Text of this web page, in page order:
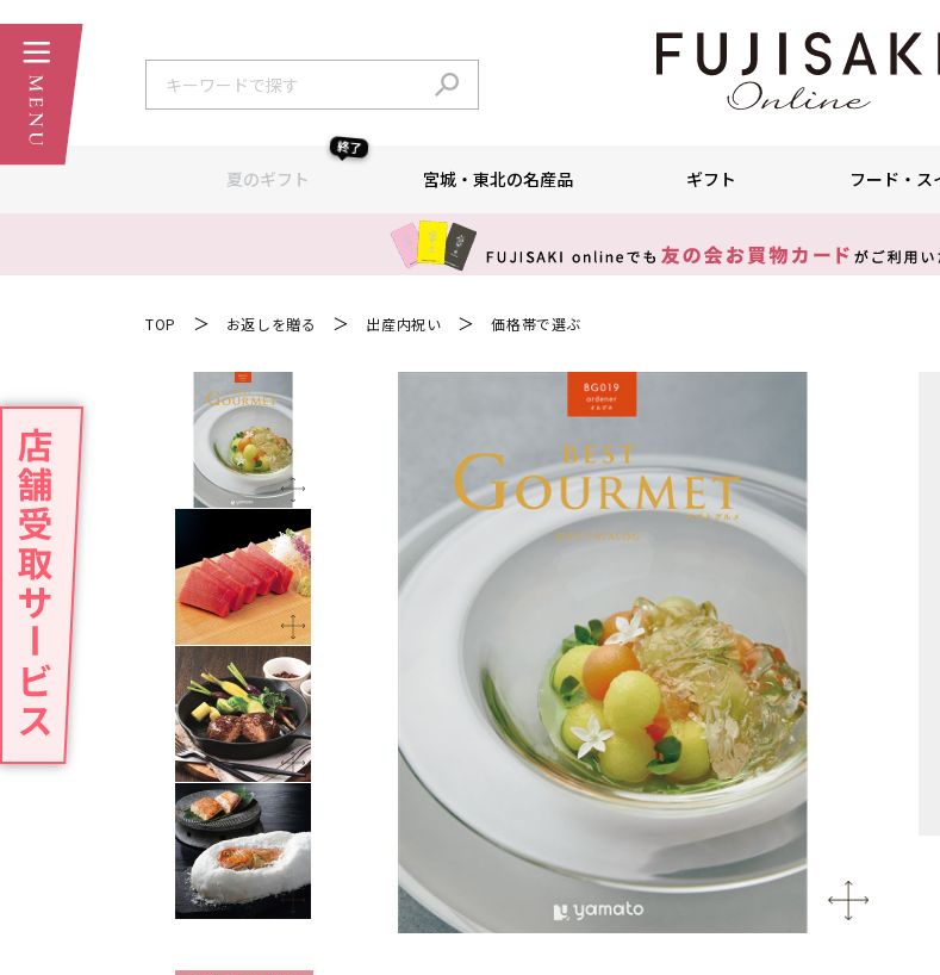
夏のギフト
終了
宮城・東北の名産品 ギフト フード・ス
TOP ＞ お返しを贈る ＞ 出産内祝い ＞ 価格帯で選ぶ